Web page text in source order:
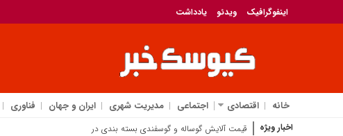
اینفوگرافیک ویدئو یادداشت
خانه اقتصادی اجتماعی مدیریت شهری ایران و جهان فناوری
اخبار ویژه قیمت آلایش گوساله و گوسفندی بسته بندی در محل اعلام شد